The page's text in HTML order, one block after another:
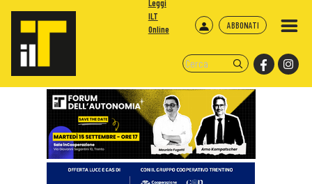
ABBONATI
Leggi
ILT
Online